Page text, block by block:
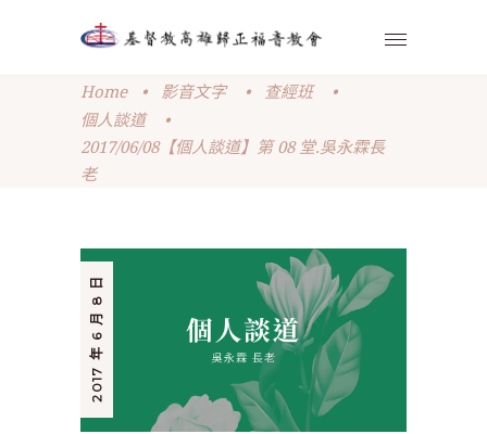
Home • 影音文字 • 查經班
•
個人談道
•
2017/06/08【個人談道】第 08 堂.吳永霖長
老
2017 年 6 月 8 日